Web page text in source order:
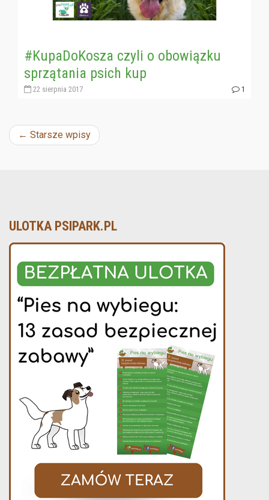
#KupaDoKosza czyli o obowiązku
sprzątania psich kup
22 sierpnia 2017 1
Nawigacja
wpisu
← Starsze wpisy
ULOTKA PSIPARK.PL